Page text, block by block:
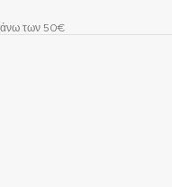
άνω των 50€